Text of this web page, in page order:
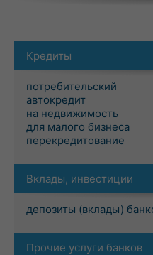
Кредиты
потребительский
автокредит
на недвижимость
для малого бизнеса
перекредитование
Вклады, инвестиции
депозиты (вклады)
Прочие услуги банков